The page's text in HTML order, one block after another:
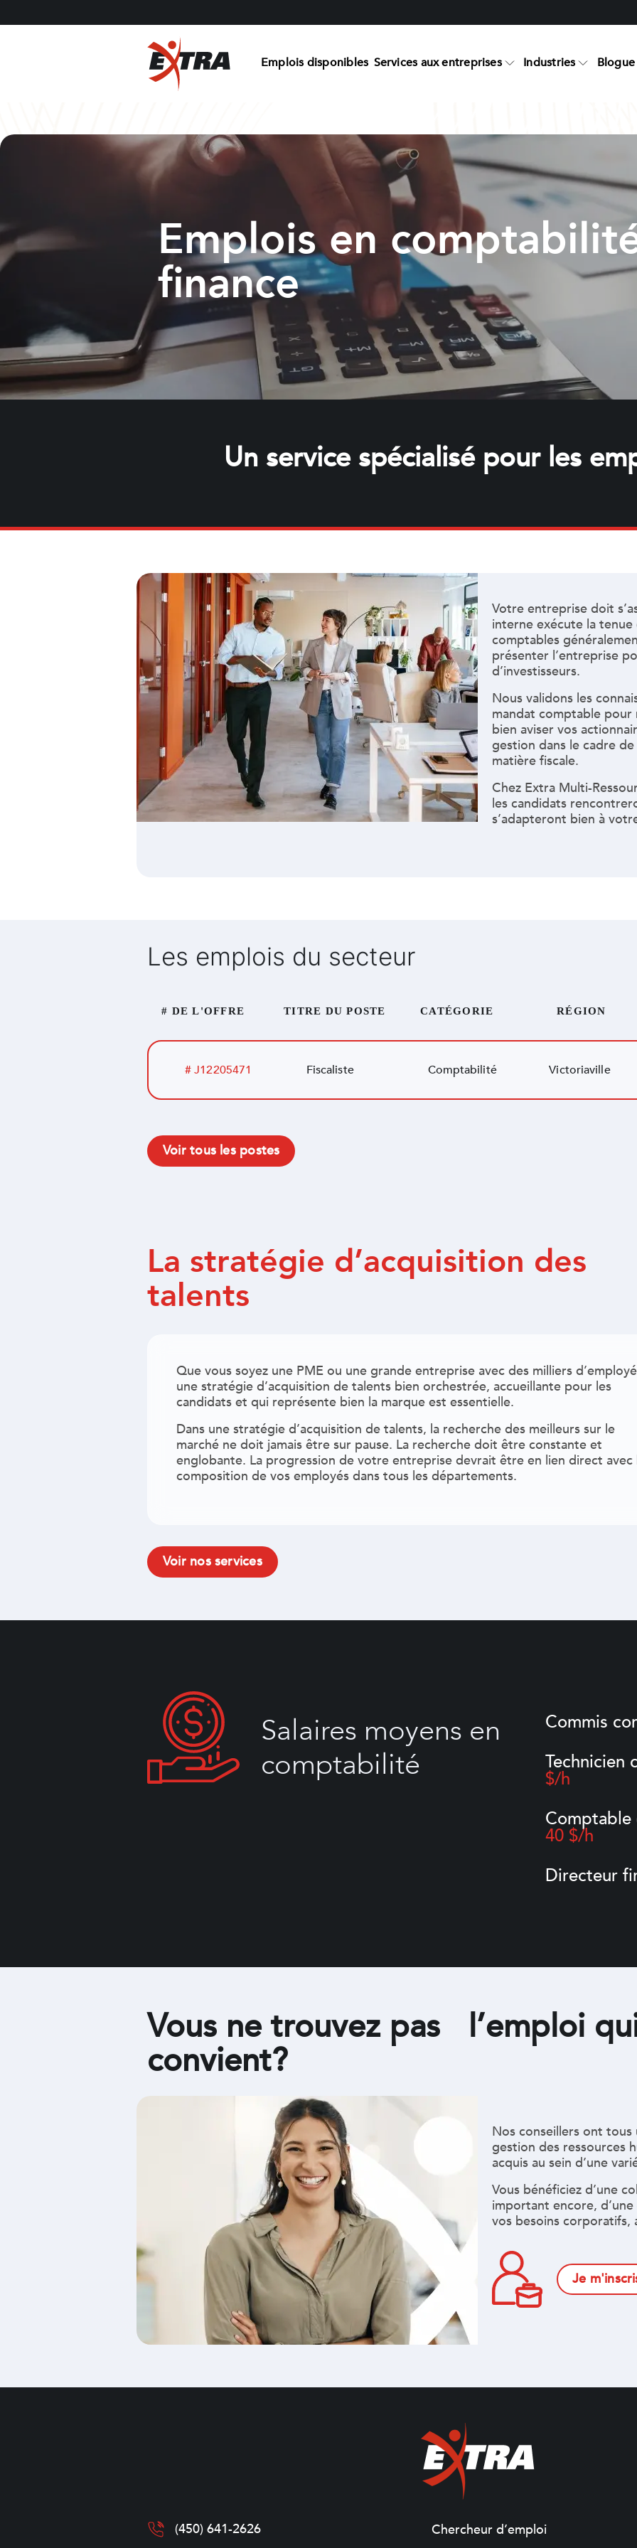
Emplois disponibles Services aux entreprises Industries
Emplois en
finance
Un service spécialisé pour les
Votre entreprise doit
interne exécute la
comptables
présenter l’entreprise
d’investisseurs.
Nous validons les
mandat comptable pour
bien aviser vos
gestion dans le cadre
matière fiscale.
Chez Extra Multi-
les candidats
s’adapteront bien à
Les emplois du secteur
# DE L'OFFRE TITRE DU POSTE CATÉGORIE RÉGION
# J12205471 Fiscaliste Comptabilité Victoriaville
Voir tous les postes
La stratégie d’acquisition des
talents
Que vous soyez une PME ou une grande entreprise avec des milliers
une stratégie d’acquisition de talents bien orchestrée, accueillante pour les
candidats et qui représente bien la marque est essentielle.
Dans une stratégie d’acquisition de talents, la recherche des meilleurs sur le
marché ne doit jamais être sur pause. La recherche doit être constante et
englobante. La progression de votre entreprise devrait être en lien direct avec
composition de vos employés dans tous les départements.
Voir nos services
Salaires moyens en
comptabilité
Commis
Technicien
$/h
40 $/h
Directeur
Vous ne trouvez pas l’emploi
convient?
Nos conseillers ont tous
gestion des ressources
acquis au sein d’une
Vous bénéficiez d’une
important encore,
vos besoins corporatifs,
Je
(450) 641-2626
Chercheur d’emploi